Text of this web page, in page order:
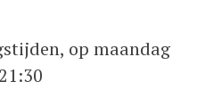
op maandag